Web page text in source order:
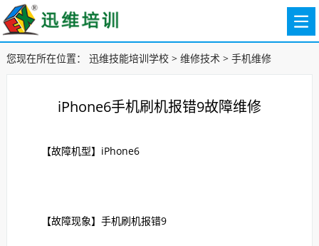
您现在所在位置： 迅维技能培训学校> 维修技术> 手机维修
iPhone6手机刷机报错9故障维修
【故障机型】iPhone6
【故障现象】手机刷机报错9